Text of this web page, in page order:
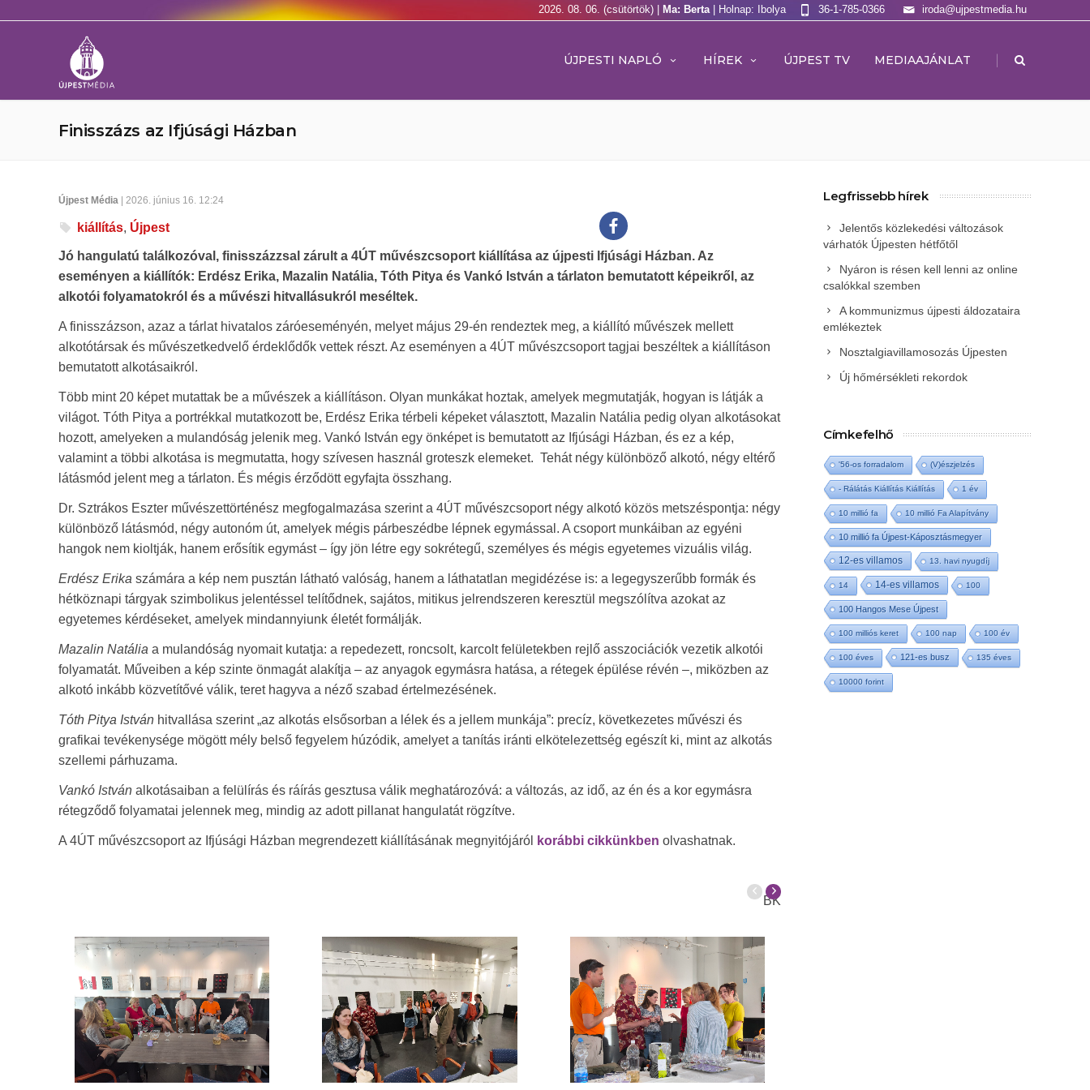
2026. 08. 06. (csütörtök) | Ma: Berta | Holnap: Ibolya iroda@ujpestmedia.hu
36-1-785-0366
ÚJPESTI NAPLÓ HÍREK ÚJPEST TV MEDIAAJÁNLAT |
Finisszázs az Ifjúsági Házban
Újpest Média | 2026. június 16. 12:24
kiállítás, Újpest
Jó hangulatú találkozóval, finisszázzsal zárult a 4ÚT művészcsoport kiállítása az újpesti Ifjúsági Házban. Az
eseményen a kiállítók: Erdész Erika, Mazalin Natália, Tóth Pitya és Vankó István a tárlaton bemutatott képeikről, az
alkotói folyamatokról és a művészi hitvallásukról meséltek.
A finisszázson, azaz a tárlat hivatalos záróeseményén, melyet május 29-én rendeztek meg, a kiállító művészek mellett
alkotótársak és művészetkedvelő érdeklődők vettek részt. Az eseményen a 4ÚT művészcsoport tagjai beszéltek a kiállításon
bemutatott alkotásaikról.
Több mint 20 képet mutattak be a művészek a kiállításon. Olyan munkákat hoztak, amelyek megmutatják, hogyan is látják a
világot. Tóth Pitya a portrékkal mutatkozott be, Erdész Erika térbeli képeket választott, Mazalin Natália pedig olyan alkotásokat
hozott, amelyeken a mulandóság jelenik meg. Vankó István egy önképet is bemutatott az Ifjúsági Házban, és ez a kép,
valamint a többi alkotása is megmutatta, hogy szívesen használ groteszk elemeket. Tehát négy különböző alkotó, négy eltérő
látásmód jelent meg a tárlaton. És mégis érződött egyfajta összhang.
Dr. Sztrákos Eszter művészettörténész megfogalmazása szerint a 4ÚT művészcsoport négy alkotó közös metszéspontja: négy
különböző látásmód, négy autonóm út, amelyek mégis párbeszédbe lépnek egymással. A csoport munkáiban az egyéni
hangok nem kioltják, hanem erősítik egymást – így jön létre egy sokrétegű, személyes és mégis egyetemes vizuális világ.
Erdész Erika számára a kép nem pusztán látható valóság, hanem a láthatatlan megidézése is: a legegyszerűbb formák és
hétköznapi tárgyak szimbolikus jelentéssel telítődnek, sajátos, mitikus jelrendszeren keresztül megszólítva azokat az
egyetemes kérdéseket, amelyek mindannyiunk életét formálják.
Mazalin Natália a mulandóság nyomait kutatja: a repedezett, roncsolt, karcolt felületekben rejlő asszociációk vezetik alkotói
folyamatát. Műveiben a kép szinte önmagát alakítja – az anyagok egymásra hatása, a rétegek épülése révén –, miközben az
alkotó inkább közvetítővé válik, teret hagyva a néző szabad értelmezésének.
Tóth Pitya István hitvallása szerint „az alkotás elsősorban a lélek és a jellem munkája”: precíz, következetes művészi és
grafikai tevékenysége mögött mély belső fegyelem húzódik, amelyet a tanítás iránti elkötelezettség egészít ki, mint az alkotás
szellemi párhuzama.
Vankó István alkotásaiban a felülírás és ráírás gesztusa válik meghatározóvá: a változás, az idő, az én és a kor egymásra
rétegződő folyamatai jelennek meg, mindig az adott pillanat hangulatát rögzítve.
A 4ÚT művészcsoport az Ifjúsági Házban megrendezett kiállításának megnyitójáról korábbi cikkünkben olvashatnak.
BK
Legfrissebb hírek
Jelentős közlekedési változások
várhatók Újpesten hétfőtől
Nyáron is résen kell lenni az online
csalókkal szemben
A kommunizmus újpesti áldozataira
emlékeztek
Nosztalgiavillamosozás Újpesten
Új hőmérsékleti rekordok
Címkefelhő
'56-os forradalom (V)észjelzés
- Rálátás Kiállítás Kiállítás 1 év
10 millió fa 10 millió Fa Alapítvány
10 millió fa Újpest-Káposztásmegyer
12-es villamos 13. havi nyugdíj
14 14-es villamos 100
100 Hangos Mese Újpest
100 milliós keret 100 nap 100 év
100 éves 121-es busz 135 éves
10000 forint